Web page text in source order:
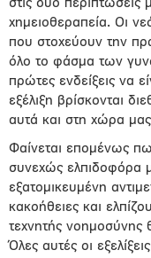
στις δύο
χημειοθεραπεία. Οι
που στοχεύουν την
όλο το φάσμα των
πρώτες ενδείξεις να
εξέλιξη βρίσκονται
αυτά και στη χώρα
Φαίνεται επομένως
συνεχώς ελπιδοφόρα
εξατομικευμένη
κακοήθειες και
τεχνητής νοημοσύνης
Όλες αυτές οι